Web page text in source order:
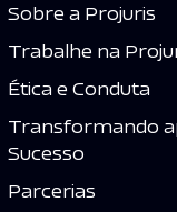
Sobre a Projuris
Trabalhe na
Ética e Conduta
Transformando
Sucesso
Parcerias